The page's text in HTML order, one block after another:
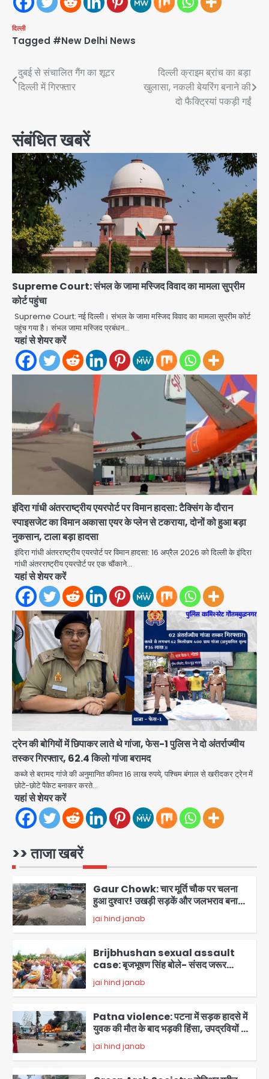
दिल्ली
Tagged #New Delhi News
Post
navigation
दुबई से संचालित गैंग का शूटर
दिल्ली में गिरफ्तार
दिल्ली क्राइम ब्रांच का बड़ा
खुलासा, नकली बेयरिंग बनाने की
दो फैक्ट्रियां पकड़ी गईं
संबंधित खबरें
Supreme Court: संभल के जामा मस्जिद विवाद का मामला सुप्रीम
कोर्ट पहुंचा
Supreme Court: नई दिल्ली। संभल के जामा मस्जिद विवाद का मामला सुप्रीम कोर्ट
पहुंच गया है। संभल जामा मस्जिद प्रबंधन…
यहां से शेयर करें
इंदिरा गांधी अंतरराष्ट्रीय एयरपोर्ट पर विमान हादसा: टैक्सिंग के दौरान
स्पाइसजेट का विमान अकासा एयर के प्लेन से टकराया, दोनों को हुआ बड़ा
नुकसान, टाला बड़ा हादसा
इंदिरा गांधी अंतरराष्ट्रीय एयरपोर्ट पर विमान हादसा: 16 अप्रैल 2026 को दिल्ली के इंदिरा
गांधी अंतरराष्ट्रीय एयरपोर्ट पर एक चौंकाने…
यहां से शेयर करें
ट्रेन की बोगियों में छिपाकर लाते थे गांजा, फेस-1 पुलिस ने दो अंतर्राज्यीय
तस्कर गिरफ्तार, 62.4 किलो गांजा बरामद
कब्जे से बरामद गांजे की अनुमानित कीमत 16 लाख रुपये, पश्चिम बंगाल से खरीदकर ट्रेन में
छोटे-छोटे पैकेट बनाकर करते…
यहां से शेयर करें
>> ताजा खबरें
2
Gaur Chowk: चार मूर्ति चौक पर चलना
हुआ दुश्वार! उखड़ी सड़कें और जलभराव बना
आफत, अंडरपास पर भी खतरा
jai hind janab
3
Brijbhushan sexual assault
case: बृजभूषण सिंह बोले- संसद जरूर
लौटूंगा, हुई चरित्र हत्या की कोशिश, प्रियंका
गांधी को बरगलाया गया, यौन शोषण नहीं ‘गुड-
बैड टच’ का था मामला
jai hind janab
4
Patna violence: पटना में सड़क हादसे में
युवक की मौत के बाद भड़की हिंसा, उपद्रवियों ने
फूंकीं 10 गाड़ियां, ट्रैफिक पोस्ट और स्लीपर
बस भी जलाई, NH-30 जाम
jai hind janab
5
Green Arch Society: सेविअर ग्रीन
आर्च में दूषित पानी में मिला ई-कोलाई, अथॉरिटी
ने शुरू की सैंपलिंग जांच
jai hind janab
Noida waterlogging: नोएडा में
‘हाईटेक सिटी’ के दावों की खुली पोल,
सेक्टर-95 अंडरपास में 3-4 फीट भरा पानी,
आधे घंटे तक फंसी रही एम्बुलेंस
Avinash Kumar
2
हुआ दुश्वार! उखड़ी सड़कें और जलभराव बना
आफत, अंडरपास पर भी खतरा
jai hind janab
3
Brijbhushan sexual assault
case: बृजभूषण सिंह बोले- संसद जरूर
गांधी को बरगलाया गया, यौन शोषण नहीं ‘गुड-
बैड टच’ का था मामला
jai hind janab
4
Patna violence: पटना में सड़क हादसे में
युवक की मौत के बाद भड़की हिंसा, उपद्रवियों ने
फूंकीं 10 गाड़ियां, ट्रैफिक पोस्ट और स्लीपर
बस भी जलाई, NH-30 जाम
jai hind janab
Green Arch Society: सेविअर ग्रीन
आर्च में दूषित पानी में मिला ई-कोलाई, अथॉरिटी